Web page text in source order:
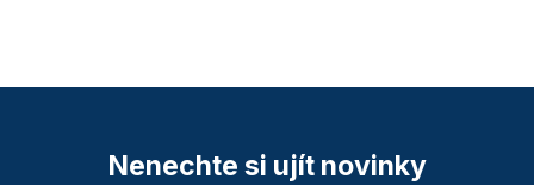
Nenechte si ujít novinky